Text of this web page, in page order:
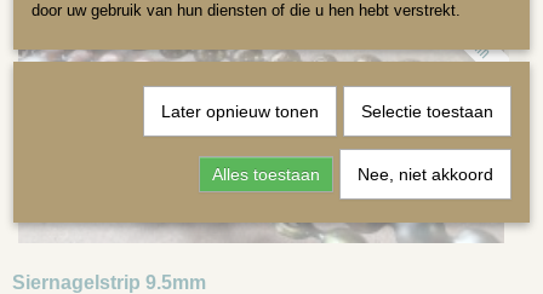
9,5mm
Siernagelstrip 9.5mm
| KUSSENS OP MAAT
door uw gebruik van hun diensten of die u hen hebt verstrekt.
Later opnieuw tonen Selectie toestaan
Alles toestaan Nee, niet akkoord